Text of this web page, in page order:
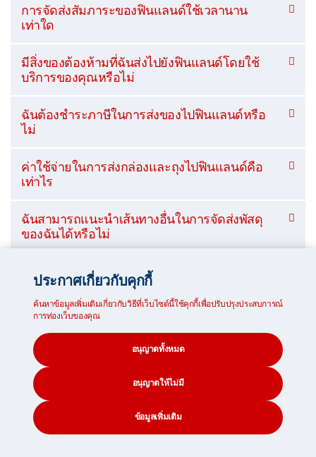
การจัดส่งสัมภาระของฟินแลนด์ใช้เวลานาน
เท่าใด
มีสิ่งของต้องห้ามที่ฉันส่งไปยังฟินแลนด์โดยใช้
บริการของคุณหรือไม่
ฉันต้องชำระภาษีในการส่งของไปฟินแลนด์หรือ
ไม่
ค่าใช้จ่ายในการส่งกล่องและถุงไปฟินแลนด์คือ
เท่าไร
ฉันสามารถแนะนำเส้นทางอื่นในการจัดส่งพัสดุ
ของฉันได้หรือไม่
การส่งสัมภาระไปฟินแลนด์ใช้เวลานาน
แค่ไหน*
จัดส่งทางทะเล
ประกาศเกี่ยวกับคุกกี้
ค้นหาข้อมูลเพิ่มเติมเกี่ยวกับวิธีที่เว็บไซต์นี้ใช้คุกกี้เพื่อปรับปรุงประสบการณ์
การท่องเว็บของคุณ
อนุญาตทั้งหมด
อนุญาตให้ไม่มี
ข้อมูลเพิ่มเติม